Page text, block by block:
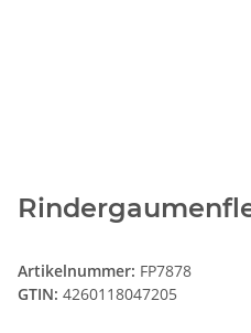
Artikelnummer: FP7878
GTIN: 4260118047205